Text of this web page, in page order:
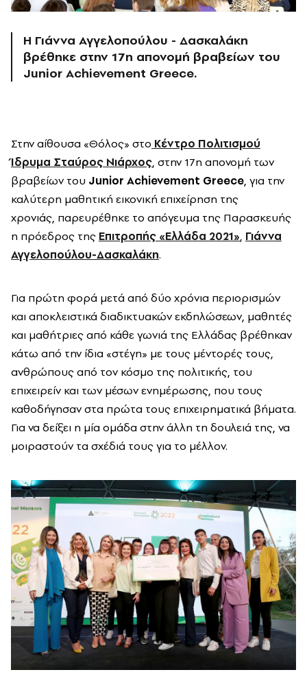
Η Γιάννα Αγγελοπούλου - Δασκαλάκη
βρέθηκε στην 17η απονομή βραβείων του
Junior Achievement Greece.
Στην αίθουσα «Θόλος» στο Κέντρο Πολιτισμού
Ίδρυμα Σταύρος Νιάρχος, στην 17η απονομή των
βραβείων του Junior Achievement Greece, για την
καλύτερη μαθητική εικονική επιχείρηση της
χρονιάς, παρευρέθηκε το απόγευμα της Παρασκευής
η πρόεδρος της Επιτροπής «Ελλάδα 2021», Γιάννα
Αγγελοπούλου-Δασκαλάκη.
Για πρώτη φορά μετά από δύο χρόνια περιορισμών
και αποκλειστικά διαδικτυακών εκδηλώσεων, μαθητές
και μαθήτριες από κάθε γωνιά της Ελλάδας βρέθηκαν
κάτω από την ίδια «στέγη» με τους μέντορές τους,
ανθρώπους από τον κόσμο της πολιτικής, του
επιχειρείν και των μέσων ενημέρωσης, που τους
καθοδήγησαν στα πρώτα τους επιχειρηματικά βήματα.
Για να δείξει η μία ομάδα στην άλλη τη δουλειά της, να
μοιραστούν τα σχέδιά τους για το μέλλον.